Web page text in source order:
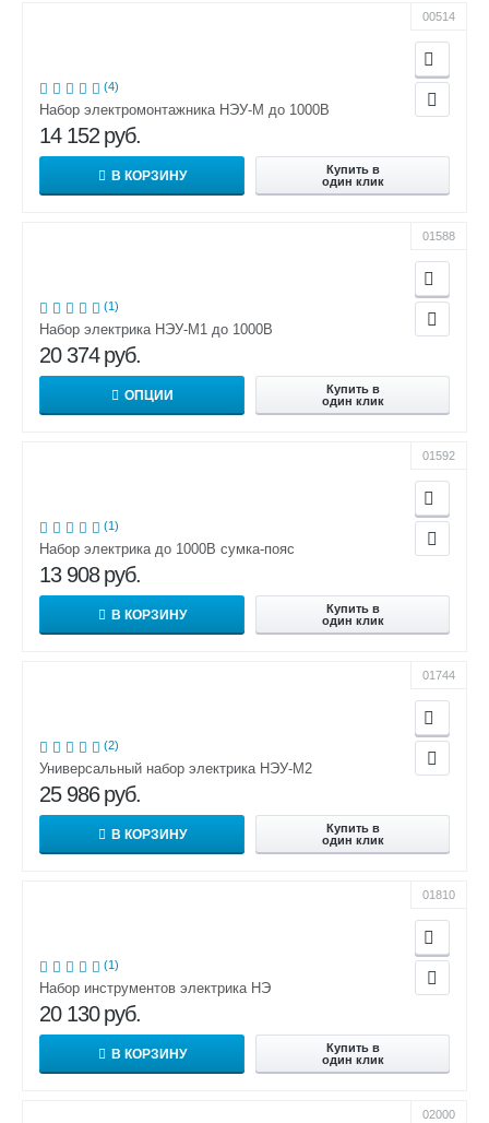
00514
(4)
Набор электромонтажника НЭУ-М до 1000В
14 152 руб.
В КОРЗИНУ
Купить в
один клик
01588
(1)
Набор электрика НЭУ-М1 до 1000В
20 374 руб.
ОПЦИИ
Купить в
один клик
01592
(1)
Набор электрика до 1000В сумка-пояс
13 908 руб.
В КОРЗИНУ
Купить в
один клик
01744
(2)
Универсальный набор электрика НЭУ-М2
25 986 руб.
В КОРЗИНУ
Купить в
один клик
01810
(1)
Набор инструментов электрика НЭ
20 130 руб.
В КОРЗИНУ
Купить в
один клик
02000